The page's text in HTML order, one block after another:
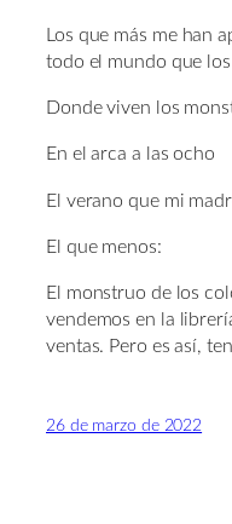
Los que más me han
todo el mundo que
Donde viven los
En el arca a las ocho
El verano que mi
El que menos:
El monstruo de los
vendemos en la
ventas. Pero es así,
26 de marzo de 2022